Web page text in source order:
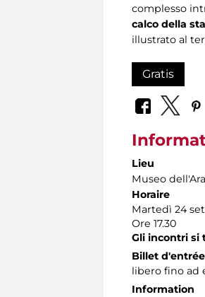
complesso
calco della
illustrato al
Gratis
Lieu
Museo
Horaire
Martedì 24
Ore 17.30
Gli incontri si
Billet d'entrée
libero fino ad
Information